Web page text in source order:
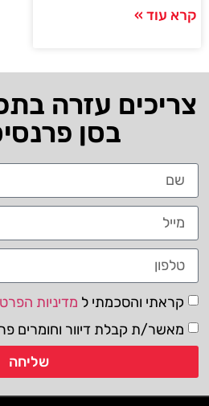
קרא עוד »
צריכים עזרה
בסן
קראתי והסכמתי ל מדיניות
מאשר/ת קבלת דיוור וחומרים
שליחה